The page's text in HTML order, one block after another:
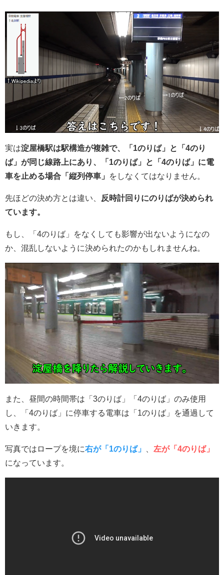
実は淀屋橋駅は駅構造が複雑で、「1のりば」と「4のり
ば」が同じ線路上にあり、「1のりば」と「4のりば」に電
車を止める場合「縦列停車」
をしなくてはなりません。
先ほどの決め方とは違い、
反時計回りにのりばが決められ
ています。
もし、「4のりば」をなくしても影響が出ないようになの
か、混乱しないように決められたのかもしれませんね。
また、昼間の時間帯は「3のりば」「4のりば」のみ使用
し、「4のりば」に停車する電車は「1のりば」を通過して
いきます。
写真ではロープを境に右が「1のりば」
左が「4のりば」
になっています。